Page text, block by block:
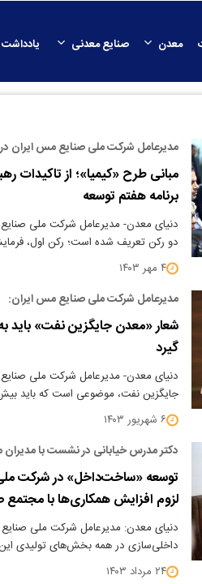
معدن صنایع معدنی
مدیرعامل شرکت ملی صنایع مس ایران
مبانی طرح «کیمیا»؛ از تاکیدات
برنامه هفتم توسعه
دنیای معدن- مدیرعامل شرکت ملی
دو رکن تعریف شده است؛ رکن اول،
۴ مهر ۱۴۰۳
مدیرعامل شرکت ملی صنایع مس ایران:
شعار «معدن جایگزین نفت» باید
گیرد
دنیای معدن- مدیرعامل شرکت ملی
جایگزین نفت، موضوعی است که باید
۶ شهریور ۱۴۰۳
دکتر مدرس خیابانی در نشست با
توسعه «ساخت‌داخل» در شرکت
لزوم افزایش همکاری‌ها با مجتمع
دنیای معدن: مدیرعامل شرکت ملی
داخلی‌سازی در همه بخش‌های تولیدی
۲۴ مرداد ۱۴۰۳